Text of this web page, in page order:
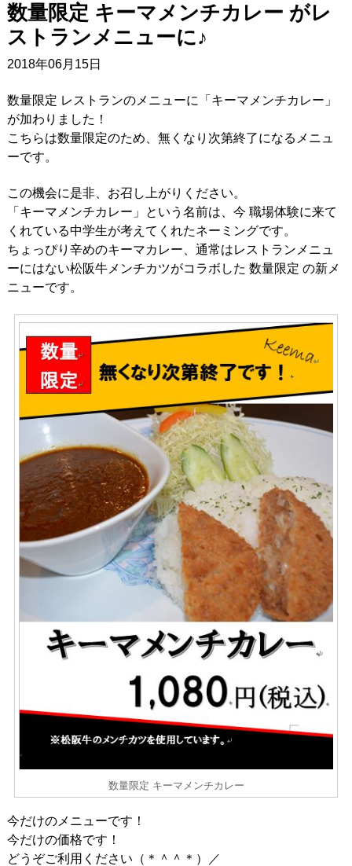
数量限定 キーマメンチカレー がレ
ストランメニューに♪
2018年06月15日
数量限定 レストランのメニューに「キーマメンチカレー」
が加わりました！
こちらは数量限定のため、無くなり次第終了になるメニュ
ーです。
この機会に是非、お召し上がりください。
「キーマメンチカレー」という名前は、今 職場体験に来て
くれている中学生が考えてくれたネーミングです。
ちょっぴり辛めのキーマカレー、通常はレストランメニュ
ーにはない松阪牛メンチカツがコラボした 数量限定 の新メ
ニューです。
数量限定 キーマメンチカレー
今だけのメニューです！
今だけの価格です！
どうぞご利用ください（＊＾＾＊）／